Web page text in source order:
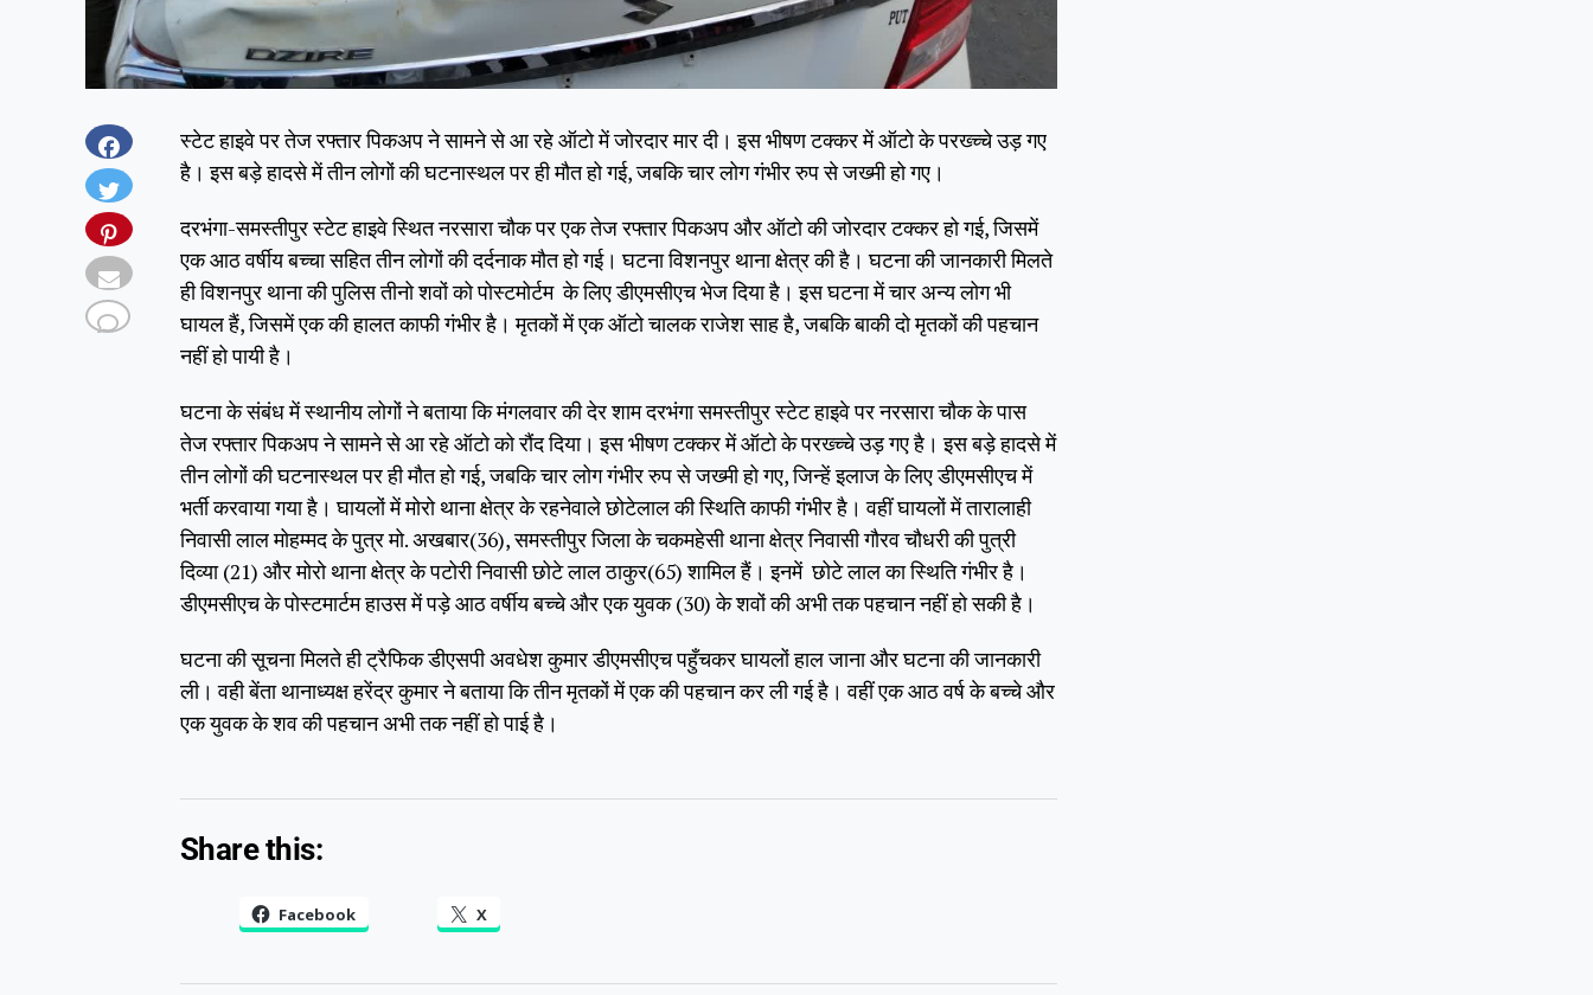
स्टेट हाइवे पर तेज रफ्तार पिकअप ने सामने से आ रहे ऑटो में जोरदार मार दी। इस भीषण टक्कर में ऑटो के परख्च्चे उड़ गए
है। इस बड़े हादसे में तीन लोगों की घटनास्थल पर ही मौत हो गई, जबकि चार लोग गंभीर रुप से जख्मी हो गए।
दरभंगा-समस्तीपुर स्टेट हाइवे स्थित नरसारा चौक पर एक तेज रफ्तार पिकअप और ऑटो की जोरदार टक्कर हो गई, जिसमें
एक आठ वर्षीय बच्चा सहित तीन लोगों की दर्दनाक मौत हो गई। घटना विशनपुर थाना क्षेत्र की है। घटना की जानकारी मिलते
ही विशनपुर थाना की पुलिस तीनो शवों को पोस्टमोर्टम के लिए डीएमसीएच भेज दिया है। इस घटना में चार अन्य लोग भी
घायल हैं, जिसमें एक की हालत काफी गंभीर है। मृतकों में एक ऑटो चालक राजेश साह है, जबकि बाकी दो मृतकों की पहचान
नहीं हो पायी है।
घटना के संबंध में स्थानीय लोगों ने बताया कि मंगलवार की देर शाम दरभंगा समस्तीपुर स्टेट हाइवे पर नरसारा चौक के पास
तेज रफ्तार पिकअप ने सामने से आ रहे ऑटो को रौंद दिया। इस भीषण टक्कर में ऑटो के परख्च्चे उड़ गए है। इस बड़े हादसे में
तीन लोगों की घटनास्थल पर ही मौत हो गई, जबकि चार लोग गंभीर रुप से जख्मी हो गए, जिन्हें इलाज के लिए डीएमसीएच में
भर्ती करवाया गया है। घायलों में मोरो थाना क्षेत्र के रहनेवाले छोटेलाल की स्थिति काफी गंभीर है। वहीं घायलों में तारालाही
निवासी लाल मोहम्मद के पुत्र मो. अखबार(36), समस्तीपुर जिला के चकमहेसी थाना क्षेत्र निवासी गौरव चौधरी की पुत्री
दिव्या (21) और मोरो थाना क्षेत्र के पटोरी निवासी छोटे लाल ठाकुर(65) शामिल हैं। इनमें छोटे लाल का स्थिति गंभीर है।
डीएमसीएच के पोस्टमार्टम हाउस में पड़े आठ वर्षीय बच्चे और एक युवक (30) के शवों की अभी तक पहचान नहीं हो सकी है।
घटना की सूचना मिलते ही ट्रैफिक डीएसपी अवधेश कुमार डीएमसीएच पहुँचकर घायलों हाल जाना और घटना की जानकारी
ली। वही बेंता थानाध्यक्ष हरेंद्र कुमार ने बताया कि तीन मृतकों में एक की पहचान कर ली गई है। वहीं एक आठ वर्ष के बच्चे और
एक युवक के शव की पहचान अभी तक नहीं हो पाई है।
Share this:
Facebook X